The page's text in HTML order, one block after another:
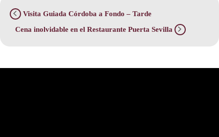
Visita Guiada Córdoba a Fondo – Tarde
Cena inolvidable en el Restaurante Puerta Sevilla